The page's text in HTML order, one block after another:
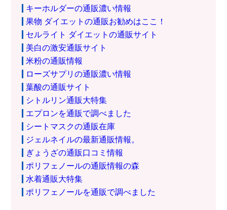
キーホルダーの通販濃い情報
果物 ダイエットの通販お勧めはここ！
セルライト ダイエットの通販サイト
美白の激安通販サイト
米粉の通販情報
ローズサプリの通販濃い情報
葉酸の通販サイト
シトルリン通販大特集
エプロンを通販で調べました
シートマスクの通販在庫
ジェルネイルの最新通販情報。
ぎょうざの通販口コミ情報
ポリフェノールの通販情報の森
水着通販大特集
ポリフェノールを通販で調べました